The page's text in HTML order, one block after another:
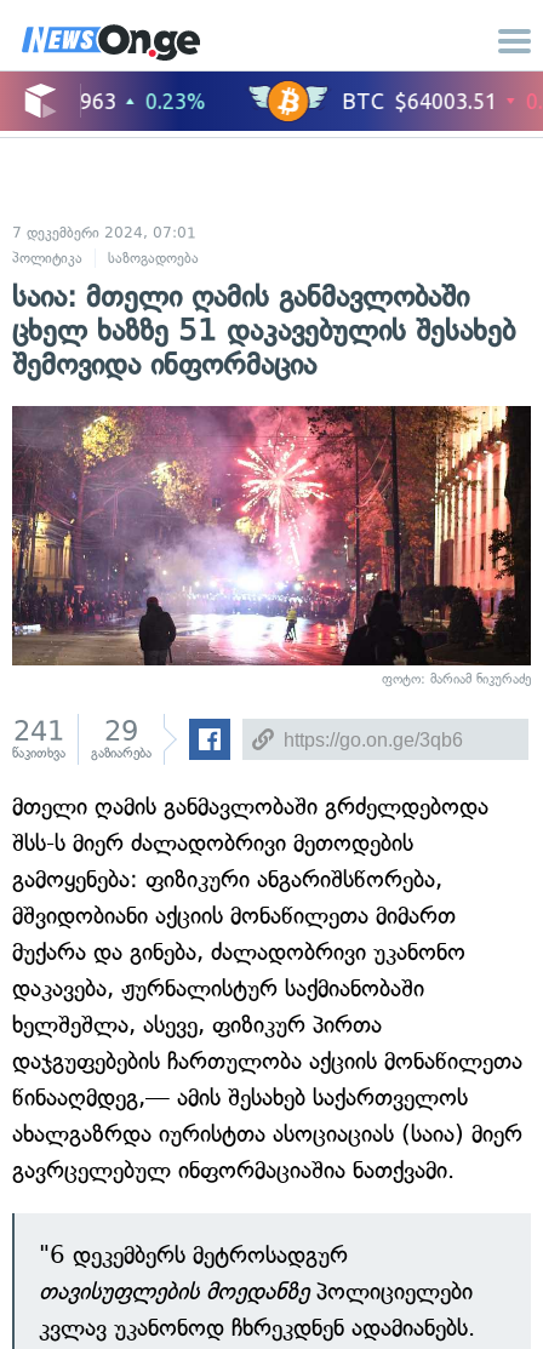
7 დეკემბერი 2024, 07:01
პოლიტიკა
საზოგადოება
საია: მთელი ღამის განმავლობაში
ცხელ ხაზზე 51 დაკავებულის შესახებ
შემოვიდა ინფორმაცია
ფოტო: მარიამ ნიკურაძე
241
წაკითხვა
29
გაზიარება
მთელი ღამის განმავლობაში გრძელდებოდა
შსს-ს მიერ ძალადობრივი მეთოდების
გამოყენება: ფიზიკური ანგარიშსწორება,
მშვიდობიანი აქციის მონაწილეთა მიმართ
მუქარა და გინება, ძალადობრივი უკანონო
დაკავება, ჟურნალისტურ საქმიანობაში
ხელშეშლა, ასევე, ფიზიკურ პირთა
დაჯგუფებების ჩართულობა აქციის მონაწილეთა
წინააღმდეგ,— ამის შესახებ საქართველოს
ახალგაზრდა იურისტთა ასოციაციას (საია) მიერ
გავრცელებულ ინფორმაციაშია ნათქვამი.
"6 დეკემბერს მეტროსადგურ
თავისუფლების მოედანზეპოლიციელები
კვლავ უკანონოდ ჩხრეკდნენ ადამიანებს.